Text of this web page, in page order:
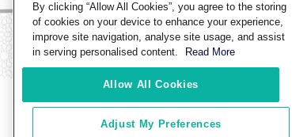
By clicking “Allow All Cookies”, you agree to the storing
of cookies on your device to enhance your experience,
improve site navigation, analyse site usage, and assist
in serving personalised content.
Read More
Allow All Cookies
Adjust My Preferences